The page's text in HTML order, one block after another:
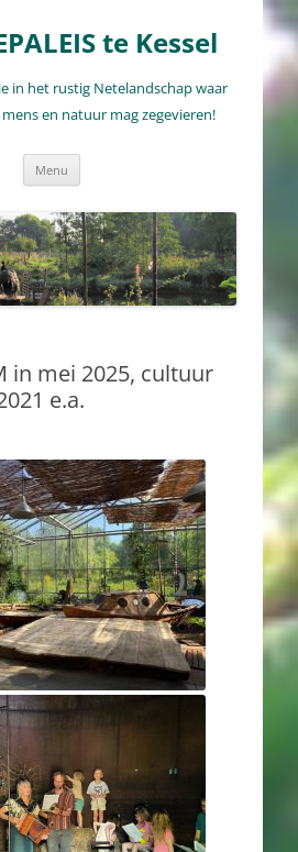
te Kessel
in het rustig Netelandschap waar
en natuur mag zegevieren!
Menu
in mei 2025, cultuur
e.a.